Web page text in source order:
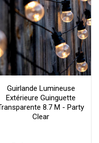
Guirlande Lumineuse
Extérieure Guinguette
8.7 M - Party
Clear